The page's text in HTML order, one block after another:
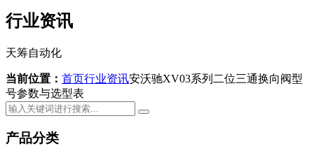
行业资讯
天筹自动化
当前位置： 首页行业资讯安沃驰XV03系列二位三通换向阀型
号参数与选型表
产品分类